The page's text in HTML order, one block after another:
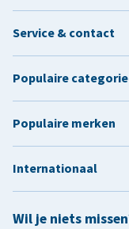
Wil je niets
Service & contact
Populaire
Populaire merken
Internationaal